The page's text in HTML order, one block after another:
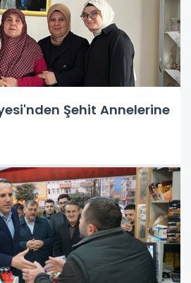
Şehit Annelerine